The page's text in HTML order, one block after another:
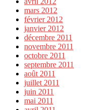
mars 2012
février 2012
janvier 2012
décembre 2011
novembre 2011
octobre 2011
septembre 2011
août 2011
juillet 2011
juin 2011
mai 2011